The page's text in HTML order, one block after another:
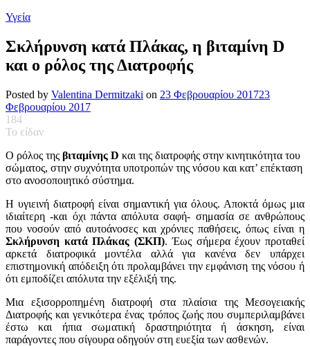
Υγεία
Σκλήρυνση κατά Πλάκας, η βιταμίνη D
και ο ρόλος της Διατροφής
Posted by Valentina Dermitzaki on 23 Φεβρουαρίου 201723
Φεβρουαρίου 2017
184
Το είδαν
Ο ρόλος της βιταμίνης D και της διατροφής στην κινητικότητα του
σώματος, στην συχνότητα υποτροπών της νόσου και κατ’ επέκταση
στο ανοσοποιητικό σύστημα.
Η υγιεινή διατροφή είναι σημαντική για όλους. Αποκτά όμως μια
ιδιαίτερη -και όχι πάντα απόλυτα σαφή- σημασία σε ανθρώπους
που νοσούν από αυτοάνοσες και χρόνιες παθήσεις, όπως είναι η
Σκλήρυνση κατά Πλάκας (ΣΚΠ). Έως σήμερα έχουν προταθεί
αρκετά διατροφικά μοντέλα αλλά για κανένα δεν υπάρχει
επιστημονική απόδειξη ότι προλαμβάνει την εμφάνιση της νόσου ή
ότι εμποδίζει απόλυτα την εξέλιξή της.
Μια εξισορροπημένη διατροφή στα πλαίσια της Μεσογειακής
Διατροφής και γενικότερα ένας τρόπος ζωής που συμπεριλαμβάνει
έστω και ήπια σωματική δραστηριότητα ή άσκηση, είναι
παράγοντες που σίγουρα οδηγούν στη ευεξία των ασθενών.